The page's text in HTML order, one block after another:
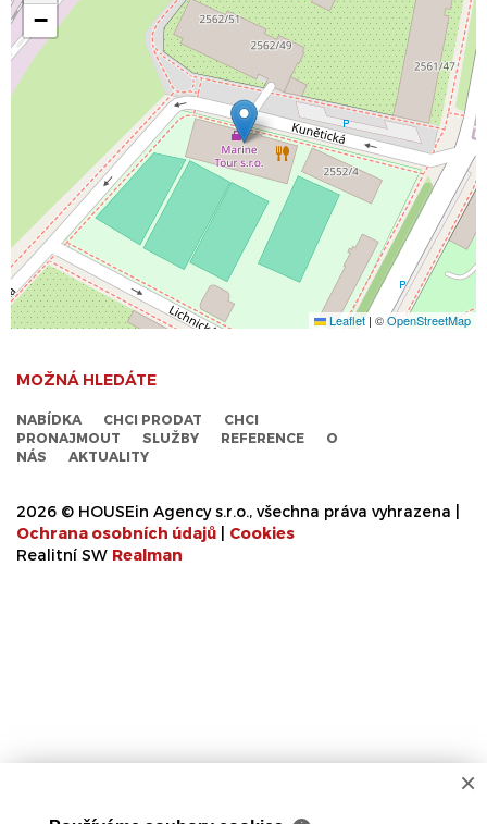
−
Leaflet | ©OpenStreetMap
MOŽNÁ HLEDÁTE
NABÍDKA CHCI PRODAT
CHCI
PRONAJMOUT
SLUŽBY REFERENCE
O
NÁS
AKTUALITY
2026 © HOUSEin Agency s.r.o., všechna práva vyhrazena |
Ochrana osobních údajů
Cookies
Realitní SW Real man
×